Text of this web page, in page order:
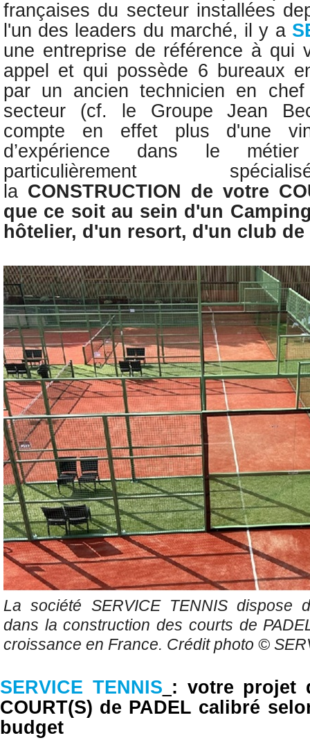
françaises du secteur installées
l'un des leaders du marché, il y a
une entreprise de référence à qui
appel et qui possède 6 bureaux
par un ancien technicien en
secteur (cf. le Groupe Jean
compte en effet plus d'une
d’expérience dans le
particulièrement
la CONSTRUCTION de votre
que ce soit au sein d'un
hôtelier, d'un resort, d'un club de
La société SERVICE TENNIS dispose
dans la construction des courts de
croissance en France. Crédit photo ©
SERVICE TENNIS : votre projet
COURT(S) de PADEL calibré
budget